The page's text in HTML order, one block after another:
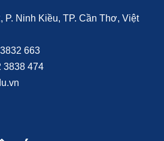
P. Ninh Kiều, TP. Cần Thơ, Việt
663
3838 474